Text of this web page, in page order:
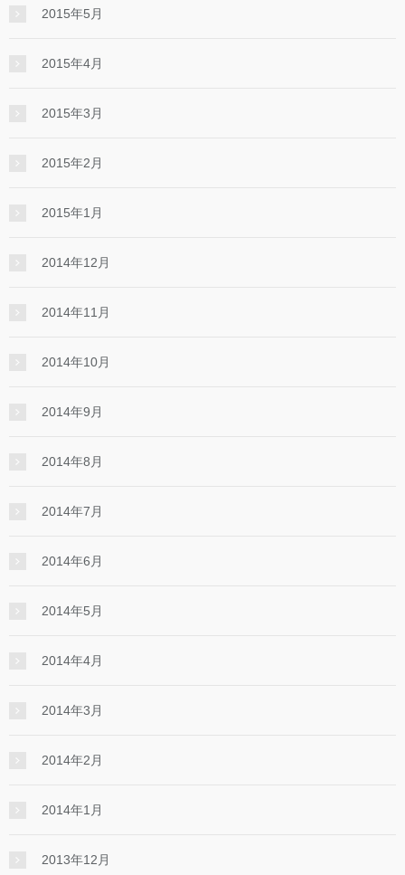
2015年5月
2015年4月
2015年3月
2015年2月
2015年1月
2014年12月
2014年11月
2014年10月
2014年9月
2014年8月
2014年7月
2014年6月
2014年5月
2014年4月
2014年3月
2014年2月
2014年1月
2013年12月